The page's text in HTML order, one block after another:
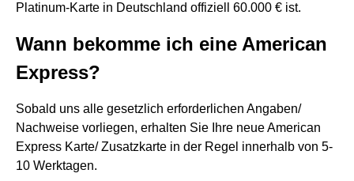
Platinum-Karte in Deutschland offiziell 60.000 € ist.
Wann bekomme ich eine American
Express?
Sobald uns alle gesetzlich erforderlichen Angaben/
Nachweise vorliegen, erhalten Sie Ihre neue American
Express Karte/ Zusatzkarte in der Regel innerhalb von 5-
10 Werktagen.